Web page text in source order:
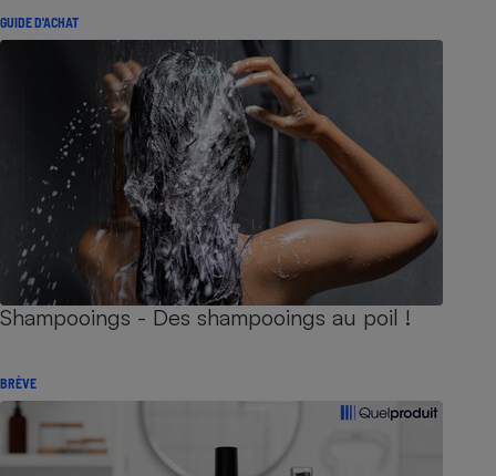
GUIDE D'ACHAT
Shampooings - Des shampooings au poil !
BRÈVE